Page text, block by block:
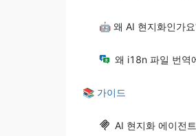
🤖 왜 AI 현지화인가
왜 i18n 파일 번역에 AI
📚 가이드
AI 현지화 에이전트